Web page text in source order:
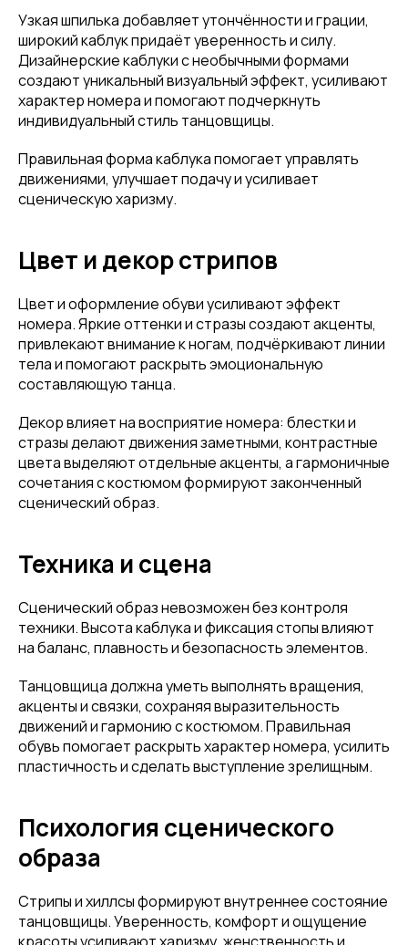
Узкая шпилька добавляет утончённости и грации,
широкий каблук придаёт уверенность и силу.
Дизайнерские каблуки с необычными формами
создают уникальный визуальный эффект, усиливают
характер номера и помогают подчеркнуть
индивидуальный стиль танцовщицы.
Правильная форма каблука помогает управлять
движениями, улучшает подачу и усиливает
сценическую харизму.
Цвет и декор стрипов
Цвет и оформление обуви усиливают эффект
номера. Яркие оттенки и стразы создают акценты,
привлекают внимание к ногам, подчёркивают линии
тела и помогают раскрыть эмоциональную
составляющую танца.
Декор влияет на восприятие номера: блестки и
стразы делают движения заметными, контрастные
цвета выделяют отдельные акценты, а гармоничные
сочетания с костюмом формируют законченный
сценический образ.
Техника и сцена
Сценический образ невозможен без контроля
техники. Высота каблука и фиксация стопы влияют
на баланс, плавность и безопасность элементов.
Танцовщица должна уметь выполнять вращения,
акценты и связки, сохраняя выразительность
движений и гармонию с костюмом. Правильная
обувь помогает раскрыть характер номера, усилить
пластичность и сделать выступление зрелищным.
Психология сценического
образа
Стрипы и хиллсы формируют внутреннее состояние
танцовщицы. Уверенность, комфорт и ощущение